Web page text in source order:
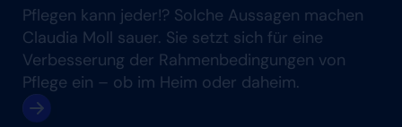
Pflegen kann jeder!? Solche Aussagen machen
Claudia Moll sauer. Sie setzt sich für eine
Verbesserung der Rahmenbedingungen von
Pflege ein – ob im Heim oder daheim.